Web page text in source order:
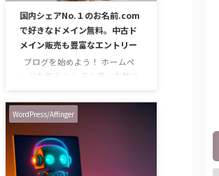
国内シェアNo.１のお名前.com
で好きなドメイン無料。中古ド
メイン販売も豊富なエントリー
ブログを始めよう！ ホームペ
ージを作ろう！ そう思った時に
サーバー」 星の数ほどあるレン
タルサーバーの中で、かなり多
くの人が気になっている「お名
前.com」についてご紹介しま
す。 この広告、見たことありま
WordPress/Affinger